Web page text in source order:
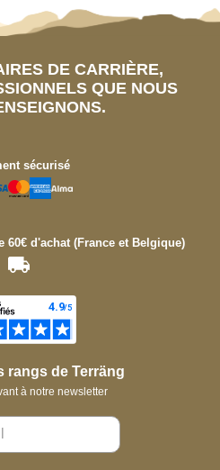
DE CARRIÈRE,
QUE NOUS
sécurisé
60€ d'achat (France et Belgique)
rangs de Terräng
à notre newsletter